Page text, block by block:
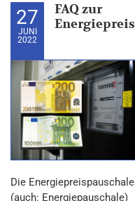
27
JUNI
2022
FAQ zur
Die Energiepreispauschale
(auch: Energiepauschale)